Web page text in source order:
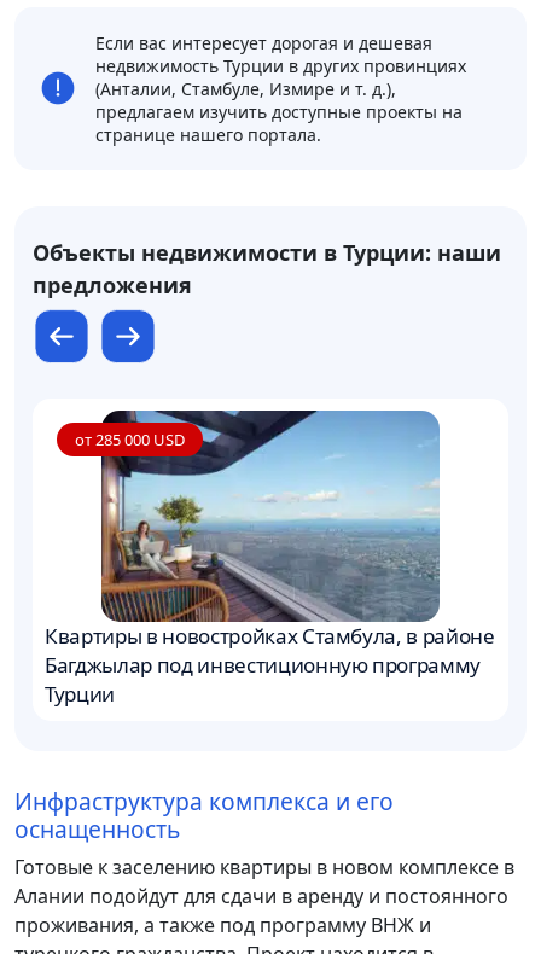
Если вас интересует дорогая и дешевая
недвижимость Турции в других провинциях
(Анталии, Стамбуле, Измире и т. д.),
предлагаем изучить доступные проекты на
странице нашего портала.
Объекты недвижимости в Турции: наши
предложения
от 285 000 USD
Квартиры в новостройках Стамбула, в районе
Багджылар под инвестиционную программу
Турции
Инфраструктура комплекса и его
оснащенность
Готовые к заселению квартиры в новом комплексе в
Алании подойдут для сдачи в аренду и постоянного
проживания, а также под программу ВНЖ и